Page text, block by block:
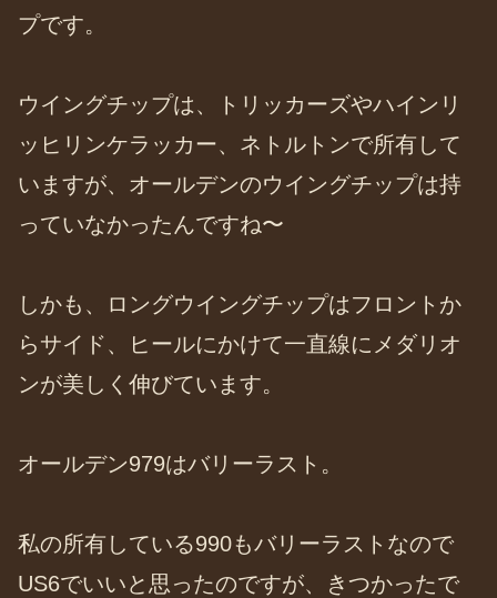
プです。
ウイングチップは、トリッカーズやハインリ
ッヒリンケラッカー、ネトルトンで所有して
いますが、オールデンのウイングチップは持
っていなかったんですね〜
しかも、ロングウイングチップはフロントか
らサイド、ヒールにかけて一直線にメダリオ
ンが美しく伸びています。
オールデン979はバリーラスト。
私の所有している990もバリーラストなので
US6でいいと思ったのですが、きつかったで